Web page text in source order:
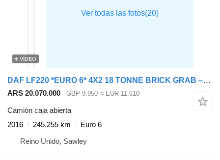
VÍDEO
DAF LF220 *EURO 6* 4X2 18 TONNE BRICK GRAB – 2016 – MX16 FEV
ARS 20.070.000 GBP 9.950 ≈ EUR 11.610
Camión caja abierta
2016
245.255 km
Euro 6
Reino Unido, Sawley